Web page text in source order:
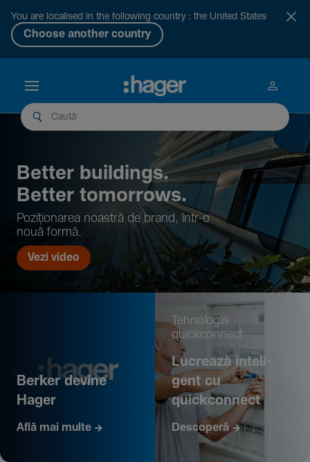
You are localised in the following country : the United States
Choose another country
Better buil­dings.
Better tomor­rows.
Pozi­țio­narea noastră de brand, într-o
nouă formă.
Vezi video
Berker devine
Hager
Află mai multe
Tehno­logia
quickconnect
Lucrează inte­li­
gent cu
quickconnect
Descoperă